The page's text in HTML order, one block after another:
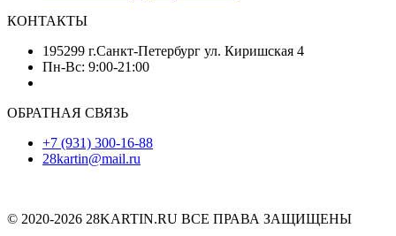
КОНТАКТЫ
195299 г.Санкт-Петербург ул. Киришская 4
Пн-Вс: 9:00-21:00
ОБРАТНАЯ СВЯЗЬ
+7 (931) 300-16-88
28kartin@mail.ru
© 2020-2026 28KARTIN.RU ВСЕ ПРАВА ЗАЩИЩЕНЫ